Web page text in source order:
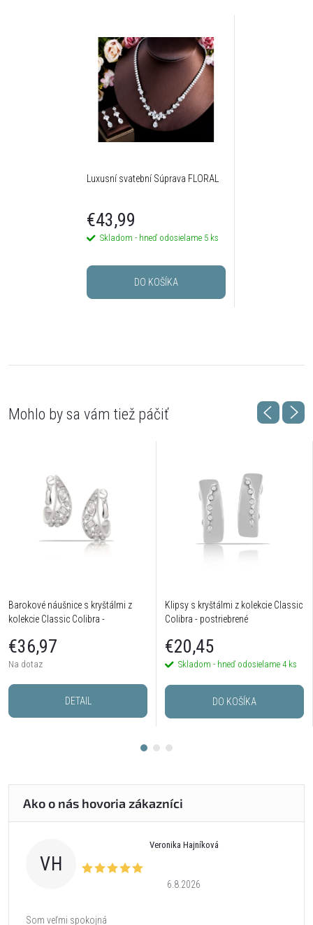
Luxusní svatební Súprava FLORAL
€43,99
Skladom - hneď odosielame 5 ks
DO KOŠÍKA
Barokové náušnice s kryštálmi z
kolekcie Classic Colibra -
€36,97
Na dotaz
DETAIL
Klipsy s kryštálmi z kolekcie Classic
Colibra - postriebrené
€20,45
Skladom - hneď odosielame 4 ks
DO KOŠÍKA
VH
Veronika Hajníková
6.8.2026
Som veľmi spokojná